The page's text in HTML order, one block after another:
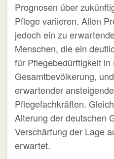
Prognosen über
Pflege variieren. Allen
jedoch ein zu
Menschen, die ein
für Pflegebedürftigkeit
Gesamtbevölkerung,
erwartender
Pflegefachkräften.
Alterung der deutschen
Verschärfung der Lage
erwartet.